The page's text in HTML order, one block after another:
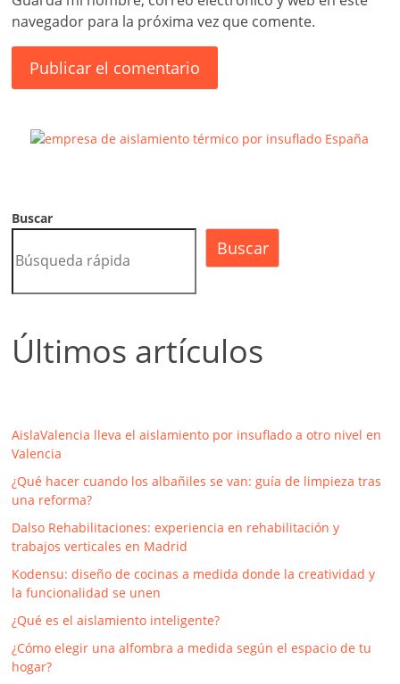
navegador para la próxima vez que comente.
Buscar
Buscar
Últimos artículos
AislaValencia lleva el aislamiento por insuflado a otro nivel en
Valencia
¿Qué hacer cuando los albañiles se van: guía de limpieza tras
una reforma?
Dalso Rehabilitaciones: experiencia en rehabilitación y
trabajos verticales en Madrid
Kodensu: diseño de cocinas a medida donde la creatividad y
la funcionalidad se unen
¿Qué es el aislamiento inteligente?
¿Cómo elegir una alfombra a medida según el espacio de tu
hogar?